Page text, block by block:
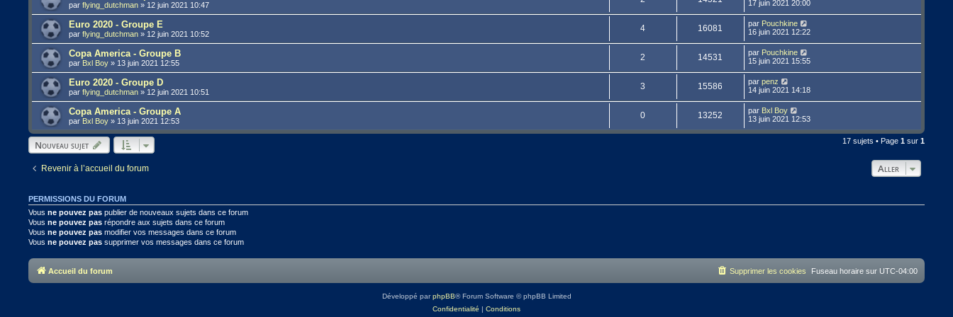
parflying_dutchman » 12 juin 2021 10:47 17 juin 2021 20:00
Euro 2020 - Groupe E
parflying_dutchman » 12 juin 2021 10:52
4 16081 par Pouchkine
16 juin 2021 12:22
Copa America - Groupe B
par Bxl Boy » 13 juin 2021 12:55
2 14531 par Pouchkine
15 juin 2021 15:55
Euro 2020 - Groupe D
parflying_dutchman » 12 juin 2021 10:51
3 15586 par penz
14 juin 2021 14:18
Copa America - Groupe A
par Bxl Boy » 13 juin 2021 12:53
0 13252 par Bxl Boy
13 juin 2021 12:53
Nouveau sujet 17 sujets • Page 1sur 1
Revenir à l’accueil du forum Aller
PERMISSIONS DU FORUM
Vousne pouvez pas publier de nouveaux sujets dans ce forum
Vousne pouvez pas répondre aux sujets dans ce forum
Vousne pouvez pas modifier vos messages dans ce forum
Vousne pouvez pas supprimer vos messages dans ce forum
Accueil du forum Fuseau horaire sur UTC-04:00
Supprimer les cookies
Développé parphpBB® Forum Software © phpBB Limited
Confidentialité | Conditions